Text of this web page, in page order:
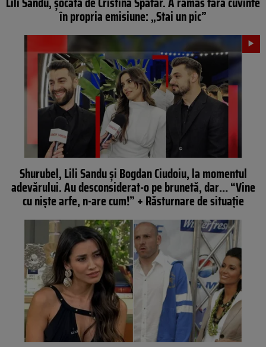
în propria emisiune: „Stai un pic”
Shurubel, Lili Sandu și Bogdan Ciudoiu, la momentul
adevărului. Au desconsiderat-o pe brunetă, dar… “Vine
cu niște arfe, n-are cum!” + Răsturnare de situație